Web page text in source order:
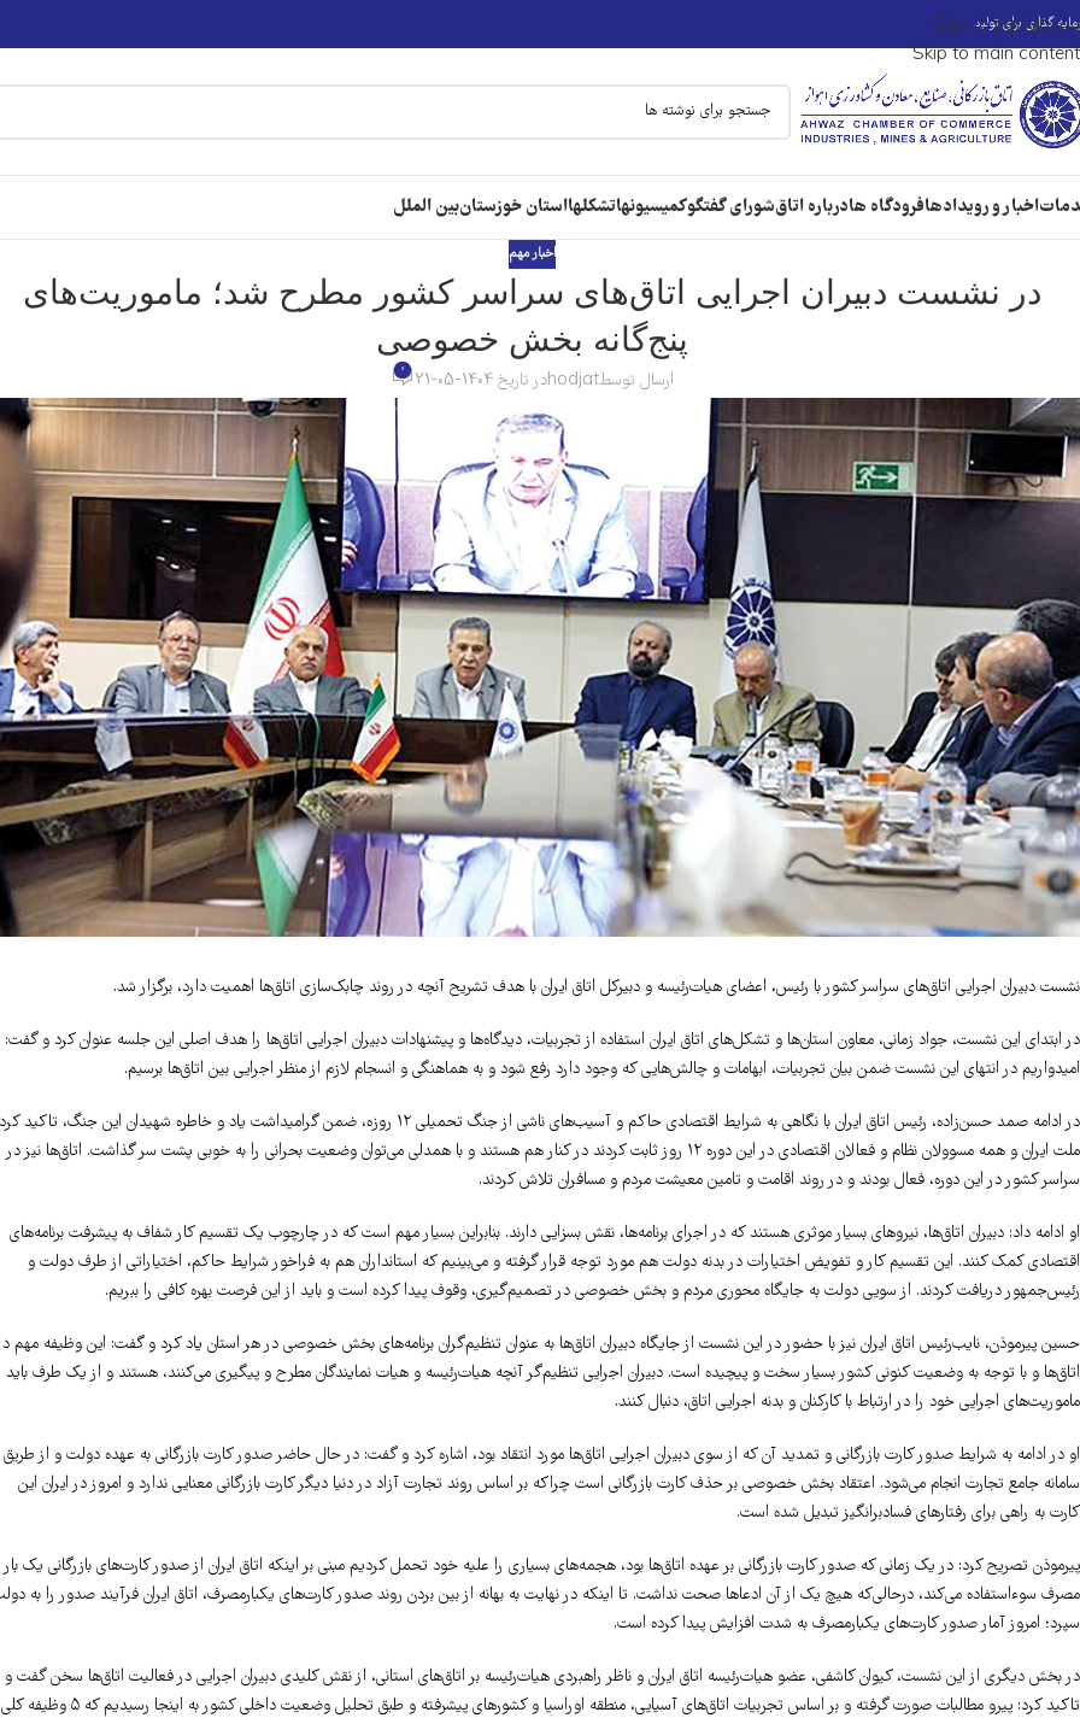
Skip to navigation
Skip to main content
گذاری برای تولید
اخبار و رویدادهافرودگاه هادرباره اتاقشورای گفتگوکمیسیونهاتشکلهااستان خوزستانبین الملل
اخبار مهم
در نشست دبیران اجرایی اتاق‌های سراسر کشور مطرح شد؛ ماموریت‌های
پنج‌گانه بخش خصوصی
ارسال توسطhodjatدر تاریخ 1404-05-21 0
نشست دبیران اجرایی اتاق‌های سراسر کشور با رئیس، اعضای هیات‌رئیسه و دبیرکل اتاق ایران با هدف تشریح آنچه در روند چابک‌سازی اتاق‌ها اهمیت دارد، برگزار شد.
در ابتدای این نشست، جواد زمانی، معاون استان‌ها و تشکل‌های اتاق ایران استفاده از تجربیات، دیدگاه‌ها و پیشنهادات دبیران اجرایی اتاق‌ها را هدف اصلی این جلسه عنوان کرد و گفت:
امیدواریم در انتهای این نشست ضمن بیان تجربیات، ابهامات و چالش‌هایی که وجود دارد رفع شود و به هماهنگی و انسجام لازم از منظر اجرایی بین اتاق‌ها برسیم.
در ادامه صمد حسن‌زاده، رئیس اتاق ایران با نگاهی به شرایط اقتصادی حاکم و آسیب‌های ناشی از جنگ تحمیلی ۱۲ روزه، ضمن گرامیداشت یاد و خاطره شهیدان این جنگ، تاکید
ملت ایران و همه مسوولان نظام و فعالان اقتصادی در این دوره ۱۲ روز ثابت کردند در کنار هم هستند و با همدلی می‌توان وضعیت بحرانی را به خوبی پشت سر گذاشت. اتاق‌ها نیز در
سراسر کشور در این دوره، فعال بودند و در روند اقامت و تامین معیشت مردم و مسافران تلاش کردند.
او ادامه داد: دبیران اتاق‌ها، نیروهای بسیار موثری هستند که در اجرای برنامه‌ها، نقش بسزایی دارند. بنابراین بسیار مهم است که در چارچوب یک تقسیم کار شفاف به پیشرفت برنامه‌های
اقتصادی کمک کنند. این تقسیم کار و تفویض اختیارات در بدنه دولت هم مورد توجه قرار گرفته و می‌بینیم که استانداران هم به فراخور شرایط حاکم، اختیاراتی از طرف دولت و
رئیس‌جمهور دریافت کردند. از سویی دولت به جایگاه محوری مردم و بخش خصوصی در تصمیم‌گیری، وقوف پیدا کرده است و باید از این فرصت بهره کافی را ببریم.
حسین پیرموذن، نایب‌رئیس اتاق ایران نیز با حضور در این نشست از جایگاه دبیران اتاق‌ها به عنوان تنظیم‌گران برنامه‌های بخش خصوصی در هر استان یاد کرد و گفت: این وظیفه مهم
اتاق‌ها و با توجه به وضعیت کنونی کشور بسیار سخت و پیچیده است. دبیران اجرایی تنظیم‌گر آنچه هیات‌رئیسه و هیات نمایندگان مطرح و پیگیری می‌کنند، هستند و از یک طرف باید
ماموریت‌های اجرایی خود را در ارتباط با کارکنان و بدنه اجرایی اتاق، دنبال کنند.
او در ادامه به شرایط صدور کارت بازرگانی و تمدید آن که از سوی دبیران اجرایی اتاق‌ها مورد انتقاد بود، اشاره کرد و گفت: در حال حاضر صدور کارت بازرگانی به عهده دولت و از طریق
سامانه جامع تجارت انجام می‌شود. اعتقاد بخش خصوصی بر حذف کارت بازرگانی است چراکه بر اساس روند تجارت آزاد در دنیا دیگر کارت بازرگانی معنایی ندارد و امروز در ایران این
کارت به راهی برای رفتارهای فسادبرانگیز تبدیل شده است.
پیرموذن تصریح کرد: در یک زمانی که صدور کارت بازرگانی بر عهده اتاق‌ها بود، هجمه‌های بسیاری را علیه خود تحمل کردیم مبنی بر اینکه اتاق ایران از صدور کارت‌های بازرگانی یک بار
مصرف سوءاستفاده می‌کند، درحالی‌که هیچ یک از آن ادعاها صحت نداشت. تا اینکه در نهایت به بهانه از بین بردن روند صدور کارت‌های یکبارمصرف، اتاق ایران فرآیند صدور را به
سپرد؛ امروز آمار صدور کارت‌های یکبارمصرف به شدت افزایش پیدا کرده است.
در بخش دیگری از این نشست، کیوان کاشفی، عضو هیات‌رئیسه اتاق ایران و ناظر راهبردی هیات‌رئیسه بر اتاق‌های استانی، از نقش کلیدی دبیران اجرایی در فعالیت اتاق‌ها سخن گفت و
تاکید کرد: پیرو مطالبات صورت گرفته و بر اساس تجربیات اتاق‌های آسیایی، منطقه اوراسیا و کشورهای پیشرفته و طبق تحلیل وضعیت داخلی کشور به اینجا رسیدیم که ۵ وظیفه کلی